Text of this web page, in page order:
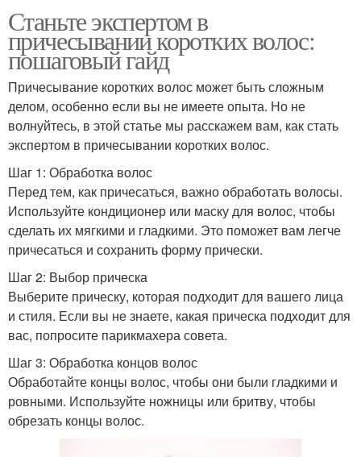
Свадебная прическа
Пряди на коротких
волосах
Накладные волосы
Стили для коротких
волос
Гель для волос
Прическа на коротких
волосах
Практичные прически
Пучок на короткие
волосы
Задорная прическа
Станьте экспертом в
причесывании коротких волос:
пошаговый гайд
Причесывание коротких волос может быть сложным
делом, особенно если вы не имеете опыта. Но не
волнуйтесь, в этой статье мы расскажем вам, как стать
экспертом в причесывании коротких волос.
Шаг 1: Обработка волос
Перед тем, как причесаться, важно обработать волосы.
Используйте кондиционер или маску для волос, чтобы
сделать их мягкими и гладкими. Это поможет вам легче
причесаться и сохранить форму прически.
Шаг 2: Выбор прическа
Выберите прическу, которая подходит для вашего лица
и стиля. Если вы не знаете, какая прическа подходит для
вас, попросите парикмахера совета.
Шаг 3: Обработка концов волос
Обработайте концы волос, чтобы они были гладкими и
ровными. Используйте ножницы или бритву, чтобы
обрезать концы волос.